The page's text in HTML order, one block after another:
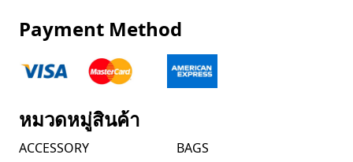
Payment Method
หมวดหมู่สินค้า
ACCESSORY
BAGS